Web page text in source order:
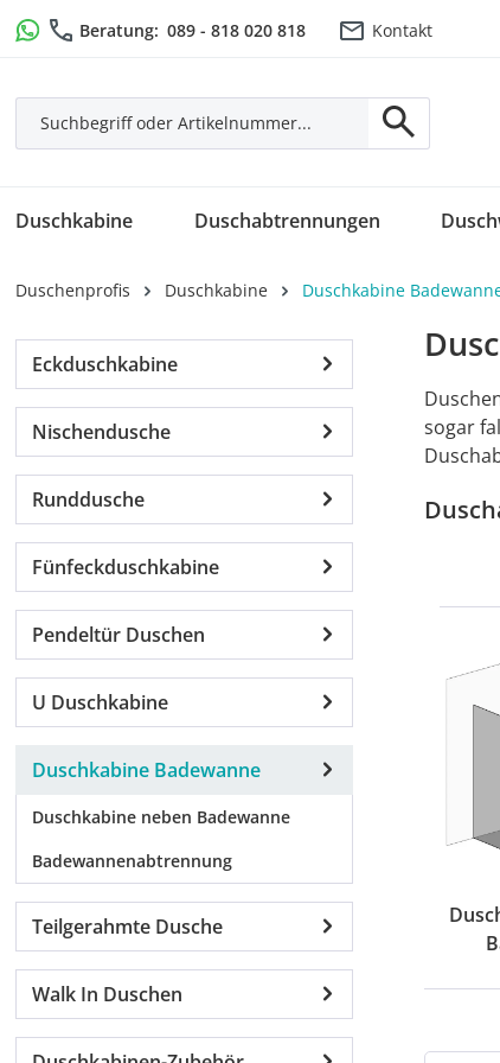
Hauptinhalt springen
Zur Suche springen
Zur Hauptnavigation springen
Beratung: 089 - 818 020 818 Kontakt
Duschkabine Duschabtrennungen
Duschenprofis Duschkabine Duschkabine
Eckduschkabine
Nischendusche
Runddusche
Fünfeckduschkabine
Pendeltür Duschen
U Duschkabine
Duschkabine Badewanne
Duschkabine neben Badewanne
Badewannenabtrennung
Teilgerahmte Dusche
Walk In Duschen
sogar